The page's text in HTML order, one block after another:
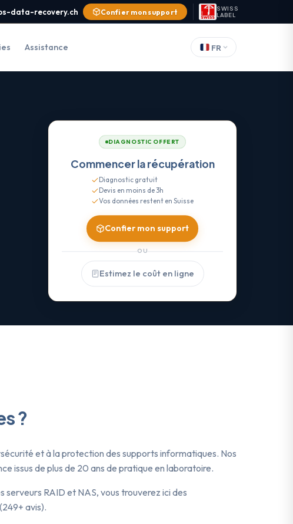
data-recovery.ch Confier mon support
SWISS
LABEL
Assistance FR
DIAGNOSTIC OFFERT
Commencer la récupération
Diagnostic gratuit
Devis en moins de 3h
Vos données restent en Suisse
Confier mon support
OU
Estimez le coût en ligne
?
et à la protection des supports informatiques. Nos
issus de plus de 20 ans de pratique en laboratoire.
RAID et NAS, vous trouverez ici des
(249+ avis).